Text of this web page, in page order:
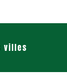
villes